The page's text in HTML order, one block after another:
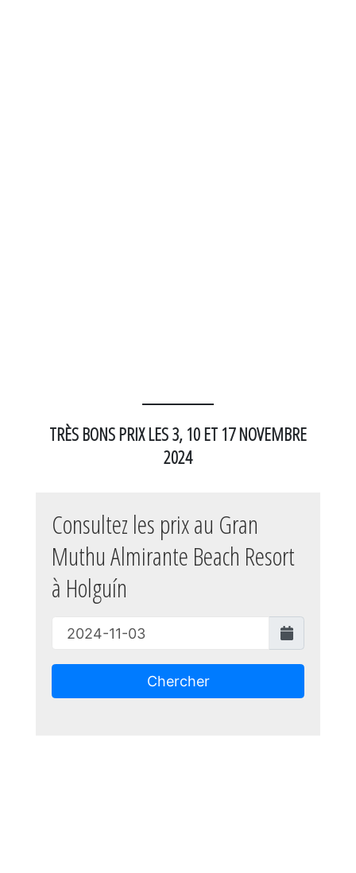
TRÈS BONS PRIX LES 3, 10 ET 17 NOVEMBRE
2024
Consultez les prix au Gran
Muthu Almirante Beach Resort
à Holguín
Chercher